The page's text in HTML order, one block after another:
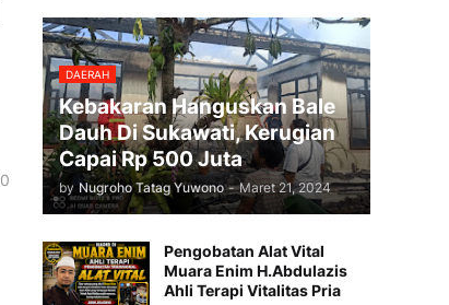
0
DAERAH
Kebakaran Hanguskan Bale
Dauh Di Sukawati, Kerugian
Capai Rp 500 Juta
by Nugroho Tatag Yuwono - Maret 21, 2024
Pengobatan Alat Vital
Muara Enim H.Abdulazis
Ahli Terapi Vitalitas Pria